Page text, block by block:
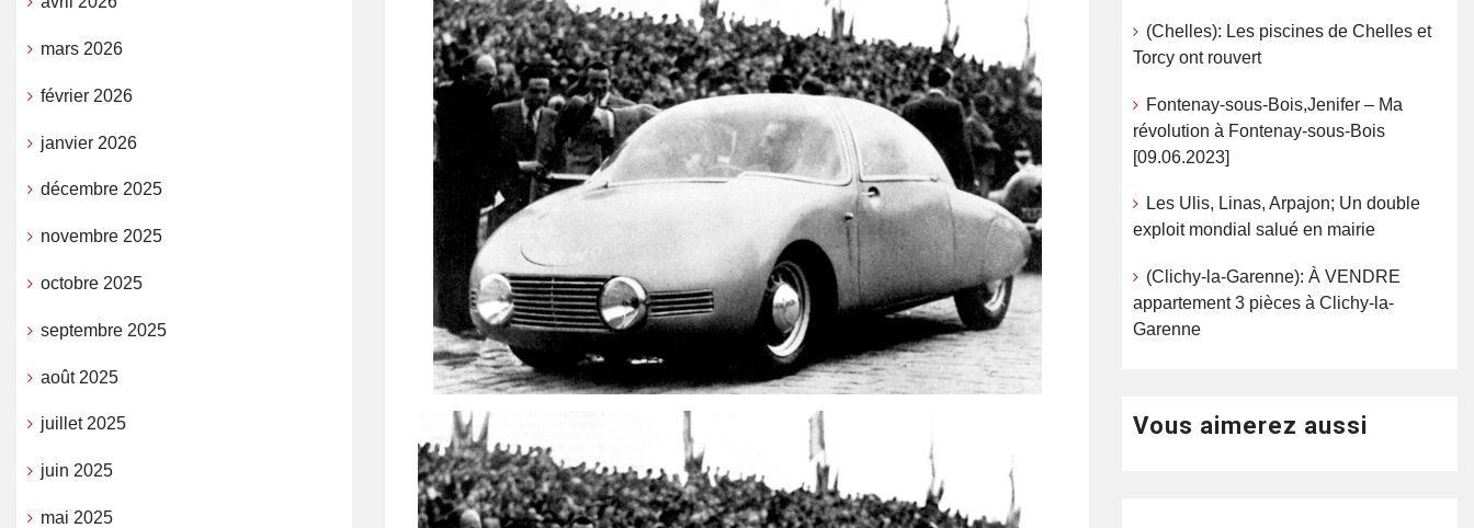
(Chelles): Les piscines de Chelles et
Torcy ont rouvert
Fontenay-sous-Bois,Jenifer – Ma
révolution à Fontenay-sous-Bois
[09.06.2023]
Les Ulis, Linas, Arpajon; Un double
exploit mondial salué en mairie
(Clichy-la-Garenne): À VENDRE
appartement 3 pièces à Clichy-la-
Garenne
Vous aimerez aussi
mars 2026
février 2026
janvier 2026
décembre 2025
novembre 2025
octobre 2025
septembre 2025
août 2025
juillet 2025
juin 2025
mai 2025